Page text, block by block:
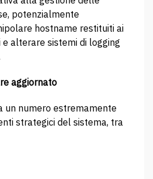
potenzialmente
hostname restituiti ai
alterare sistemi di logging
aggiornato
un numero estremamente
strategici del sistema, tra